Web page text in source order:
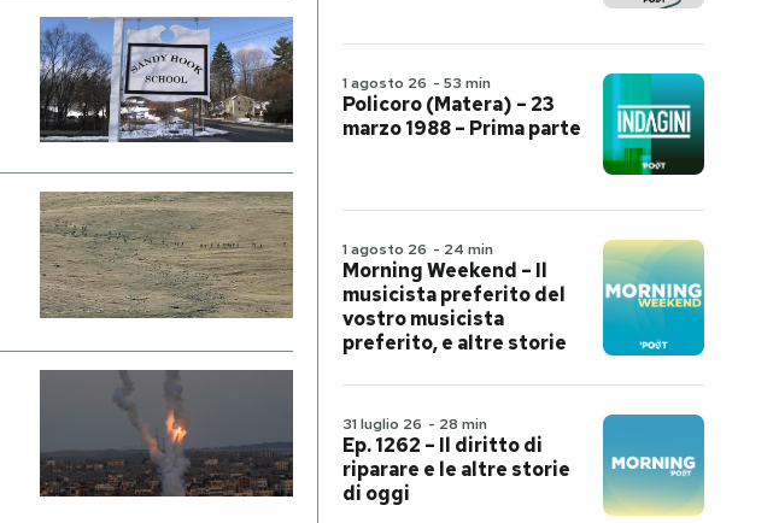
1 agosto 26 - 53 min
Policoro (Matera) – 23
marzo 1988 – Prima parte
1 agosto 26 - 24 min
Morning Weekend – Il
musicista preferito del
vostro musicista
preferito, e altre storie
31 luglio 26 - 28 min
Ep. 1262 – Il diritto di
riparare e le altre storie
di oggi